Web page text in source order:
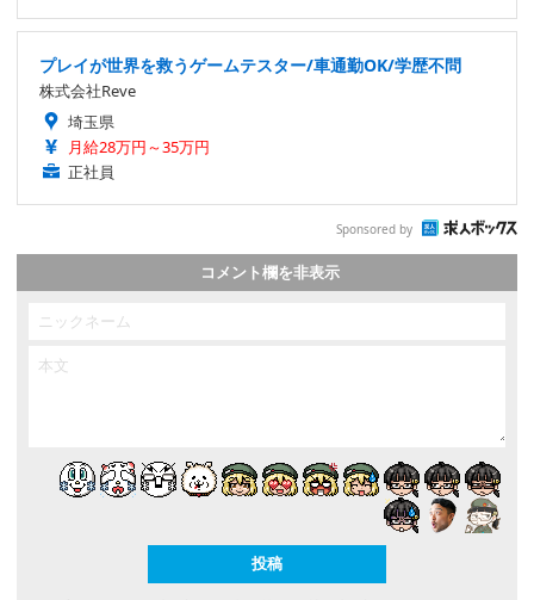
プレイが世界を救うゲームテスター/車通勤OK/学歴不問
株式会社Reve
埼玉県
月給28万円～35万円
正社員
Sponsored by
コメント欄を非表示